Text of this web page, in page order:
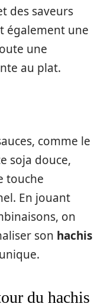
des saveurs
également une
une
au plat.
comme le
soja douce,
touche
En jouant
on
son hachis
du hachis